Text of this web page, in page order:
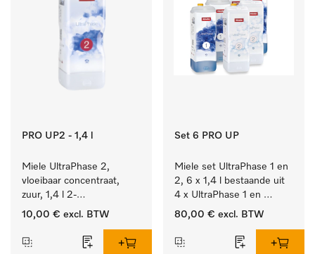
PRO UP2 - 1,4 l
Miele UltraPhase 2,
vloeibaar concentraat,
zuur, 1,4 l 2-
componentenwasmiddel
wasgoed.
10,00 € excl. BTW
Set 6 PRO UP
Miele set UltraPhase 1 en
2, 6 x 1,4 l bestaande uit
4 x UltraPhase 1 en
2 x UltraPhase 2.
80,00 € excl. BTW